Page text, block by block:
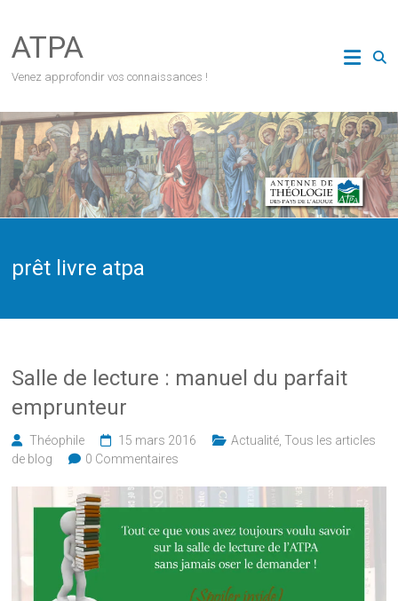
content
ATPA
Venez approfondir vos connaissances !
prêt livre atpa
Salle de lecture : manuel du parfait
emprunteur
Théophile 15 mars 2016 Actualité,Tous les articles
de blog
0 Commentaires